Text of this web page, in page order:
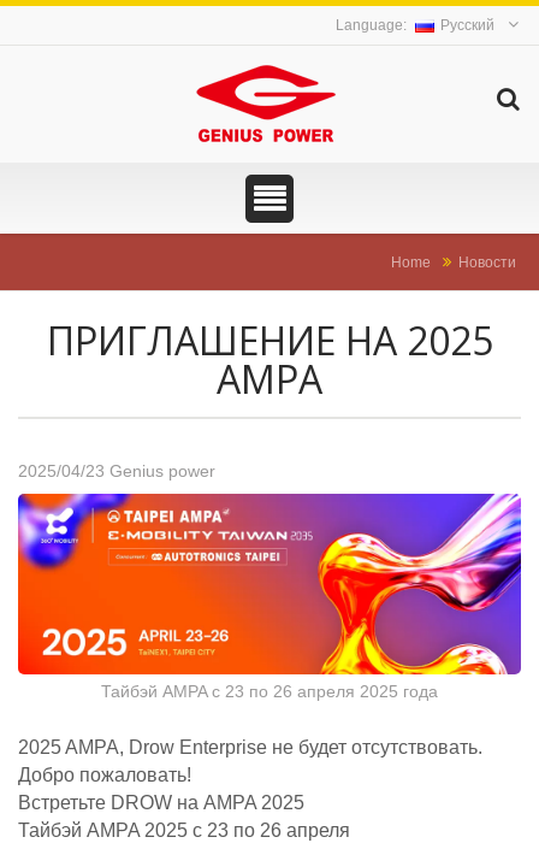
Русский
Home Новости
ПРИГЛАШЕНИЕ НА 2025
AMPA
2025/04/23 Genius power
Тайбэй AMPA с 23 по 26 апреля 2025 года
2025 AMPA, Drow Enterprise не будет отсутствовать.
Добро пожаловать!
Встретьте DROW на AMPA 2025
Тайбэй AMPA 2025 с 23 по 26 апреля